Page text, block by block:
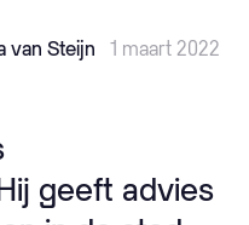
van Steijn 1 maart 2022
geeft advies